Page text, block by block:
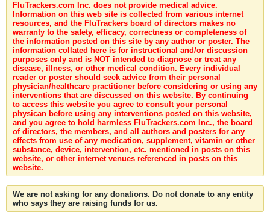
FluTrackers.com Inc. does not provide medical advice.
Information on this web site is collected from various internet
resources, and the FluTrackers board of directors makes no
warranty to the safety, efficacy, correctness or completeness of
the information posted on this site by any author or poster. The
information collated here is for instructional and/or discussion
purposes only and is NOT intended to diagnose or treat any
disease, illness, or other medical condition. Every individual
reader or poster should seek advice from their personal
physician/healthcare practitioner before considering or using any
interventions that are discussed on this website. By continuing
to access this website you agree to consult your personal
physican before using any interventions posted on this website,
and you agree to hold harmless FluTrackers.com Inc., the board
of directors, the members, and all authors and posters for any
effects from use of any medication, supplement, vitamin or other
substance, device, intervention, etc. mentioned in posts on this
website, or other internet venues referenced in posts on this
website.
We are not asking for any donations. Do not donate to any entity
who says they are raising funds for us.